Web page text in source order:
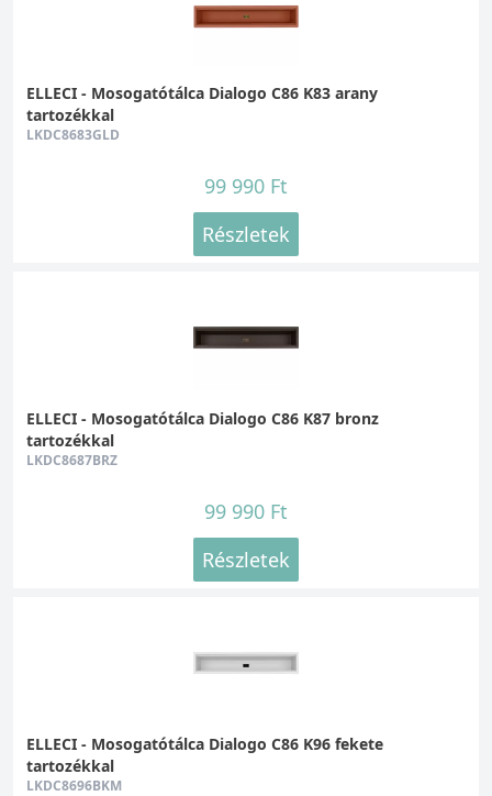
ELLECI - Mosogatótálca Dialogo C86 K83 arany
tartozékkal
LKDC8683GLD
99 990 Ft
Részletek
ELLECI - Mosogatótálca Dialogo C86 K87 bronz
tartozékkal
LKDC8687BRZ
99 990 Ft
Részletek
ELLECI - Mosogatótálca Dialogo C86 K96 fekete
tartozékkal
LKDC8696BKM